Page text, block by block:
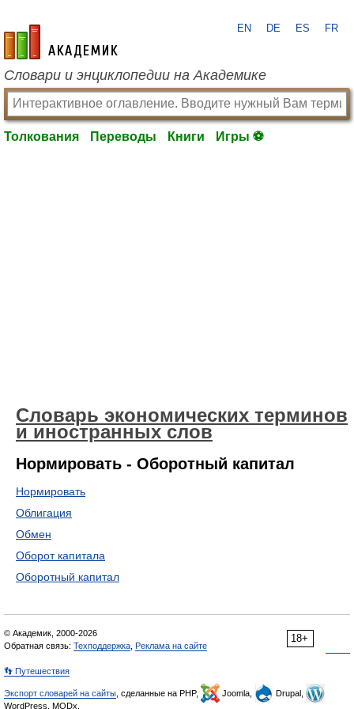
academic.ru
EN DE ES FR
Словари и энциклопедии на Академике
Толкования Переводы Книги Игры ⚽
Словарь экономических терминов
и иностранных слов
Нормировать - Оборотный капитал
Нормировать
Облигация
Обмен
Оборот капитала
Оборотный капитал
18+
© Академик, 2000-2026
Обратная связь: Техподдержка Реклама на сайте
👣 Путешествия
Экспорт словарей на сайты , сделанные на PHP, Joomla,
Drupal,
WordPress, MODx.